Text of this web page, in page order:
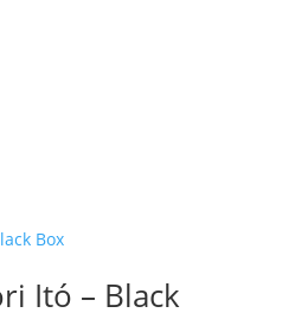
Itó – Black